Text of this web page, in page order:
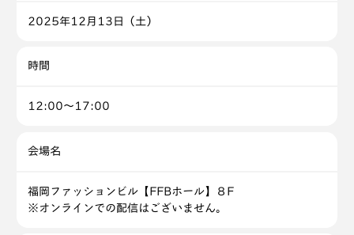
2025年12月13日（土）
時間
12:00～17:00
会場名
福岡ファッションビル【FFBホール】８F
※オンラインでの配信はございません。